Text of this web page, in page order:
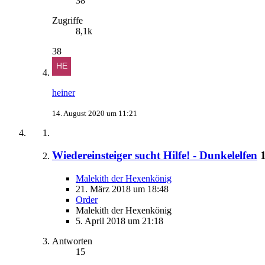
Zugriffe
8,1k
38
heiner
14. August 2020 um 11:21
Wiedereinsteiger sucht Hilfe! - Dunkelelfen
Malekith der Hexenkönig
21. März 2018 um 18:48
Order
Malekith der Hexenkönig
5. April 2018 um 21:18
Antworten
15